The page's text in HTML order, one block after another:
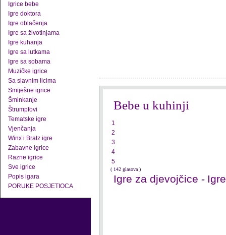
Igrice bebe
Igre doktora
Igre oblačenja
Igre sa životinjama
Igre kuhanja
Igre sa lutkama
Igre sa sobama
Muzičke igrice
Sa slavnim licima
Smiješne igrice
Šminkanje
Štrumpfovi
Tematske igre
Vjenčanja
Winx i Bratz igre
Zabavne igrice
Razne igrice
Sve igrice
Popis igara
PORUKE POSJETIOCA
Bebe u kuhinji
1
2
3
4
5
( 142 glasova )
Igre za djevojčice -